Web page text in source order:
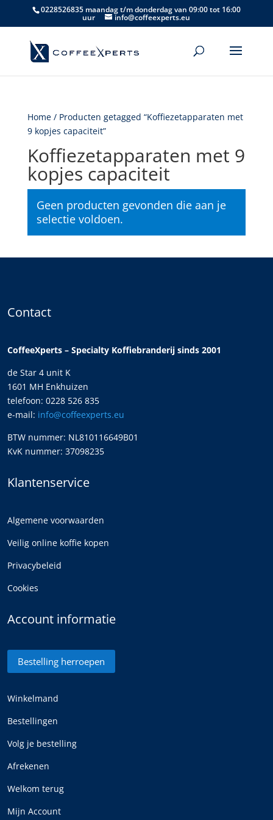
0228526835 maandag t/m donderdag van 09:00 tot 16:00
uur info@coffeexperts.eu
Home/ Producten getagged “Koffiezetapparaten met
9 kopjes capaciteit”
Koffiezetapparaten met 9
kopjes capaciteit
Geen producten gevonden die aan je
selectie voldoen.
Contact
CoffeeXperts – Specialty Koffiebranderij sinds 2001
de Star 4 unit K
1601 MH Enkhuizen
telefoon: 0228 526 835
e-mail: info@coffeexperts.eu
BTW nummer: NL810116649B01
KvK nummer: 37098235
Klantenservice
Algemene voorwaarden
Veilig online koffie kopen
Privacybeleid
Cookies
Account informatie
Bestelling herroepen
Winkelmand
Bestellingen
Volg je bestelling
Afrekenen
Welkom terug
Mijn Account